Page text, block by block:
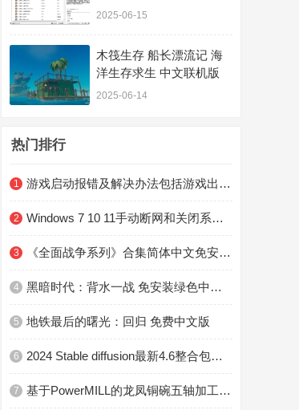
2025-06-15
木筏生存 船长漂流记 海
洋生存求生 中文联机版
2025-06-14
热门排行
1 游戏启动报错及解决办法包括游戏出现黑屏、闪退、进游戏没反应、错误提示等
2 Windows 7 10 11手动断网和关闭系统自带杀软及防火墙教程
3 《全面战争系列》合集简体中文免安装版
4 黑暗时代：背水一战 免安装绿色中文版
5 地铁最后的曙光：回归 免费中文版
6 2024 Stable diffusion最新4.6整合包终于来了！
7 基于PowerMILL的龙凤铜碗五轴加工技术